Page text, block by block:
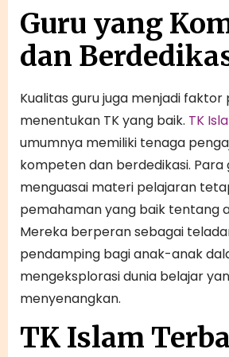
Guru yang
dan
Kualitas guru juga menjadi
menentukan TK yang baik. TK
umumnya memiliki tenaga
kompeten dan berdedikasi. Para
menguasai materi pelajaran
pemahaman yang baik tentang
Mereka berperan sebagai
pendamping bagi anak-anak
mengeksplorasi dunia belajar
menyenangkan.
TK Islam